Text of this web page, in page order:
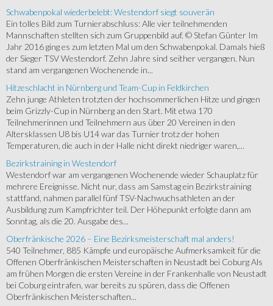
Schwabenpokal wiederbelebt: Westendorf siegt souverän
Ein tolles Bild zum Turnierabschluss: Alle vier teilnehmenden
Mannschaften stellten sich zum Gruppenbild auf. © Stefan Günter Im
Jahr 2016 ging es zum letzten Mal um den Schwabenpokal. Damals hieß
der Sieger TSV Westendorf. Zehn Jahre sind seither vergangen. Nun
stand am vergangenen Wochenende in...
Hitzeschlacht in Nürnberg und Team-Cup in Feldkirchen
Zehn junge Athleten trotzten der hochsommerlichen Hitze und gingen
beim Grizzly-Cup in Nürnberg an den Start. Mit etwa 170
Teilnehmerinnen und Teilnehmern aus über 20 Vereinen in den
Altersklassen U8 bis U14 war das Turnier trotz der hohen
Temperaturen, die auch in der Halle nicht direkt niedriger waren,...
Bezirkstraining in Westendorf
Westendorf war am vergangenen Wochenende wieder Schauplatz für
mehrere Ereignisse. Nicht nur, dass am Samstag ein Bezirkstraining
stattfand, nahmen parallel fünf TSV-Nachwuchsathleten an der
Ausbildung zum Kampfrichter teil. Der Höhepunkt erfolgte dann am
Sonntag, als die 20. Ausgabe des...
Oberfränkische 2026 – Eine Bezirksmeisterschaft mal anders!
540 Teilnehmer, 885 Kämpfe und europäische Aufmerksamkeit für die
Offenen Oberfränkischen Meisterschaften in Neustadt bei Coburg Als
am frühen Morgen die ersten Vereine in der Frankenhalle von Neustadt
bei Coburg eintrafen, war bereits zu spüren, dass die Offenen
Oberfränkischen Meisterschaften...